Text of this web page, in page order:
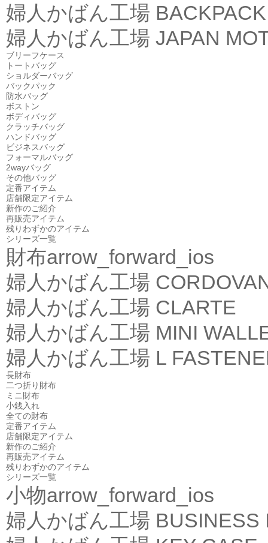
婦人かばん工場 BACKPACK
婦人かばん工場 JAPAN
ブリーフケース
トートバッグ
ショルダーバッグ
バックパック
防水バッグ
ボストン
ボディバッグ
クラッチバッグ
ハンドバッグ
ビジネスバッグ
フォーマルバッグ
2wayバッグ
その他バッグ
定番アイテム
店舗限定アイテム
新作のご紹介
再販売アイテム
残りわずかのアイテム
シリーズ一覧
財布arrow_forward_ios
婦人かばん工場
婦人かばん工場 CLARTE
婦人かばん工場 MINI
婦人かばん工場 L
長財布
二つ折り財布
ミニ財布
小銭入れ
全ての財布
定番アイテム
店舗限定アイテム
新作のご紹介
再販売アイテム
残りわずかのアイテム
シリーズ一覧
小物arrow_forward_ios
婦人かばん工場 BUSINESS